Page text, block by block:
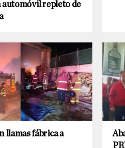
automóvil repleto de
llamas fábrica a